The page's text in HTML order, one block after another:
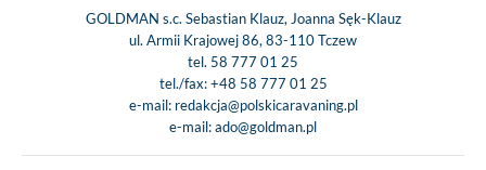
GOLDMAN s.c. Sebastian Klauz, Joanna Sęk-Klauz
ul. Armii Krajowej 86, 83-110 Tczew
tel. 58 777 01 25
tel./fax:+48 58 777 01 25
e-mail: redakcja@polskicaravaning.pl
e-mail:ado@goldman.pl